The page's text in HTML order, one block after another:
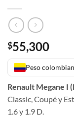
$55,300
Peso
Renault Megane I
Classic, Coupé y
1.6 y 1.9 D.